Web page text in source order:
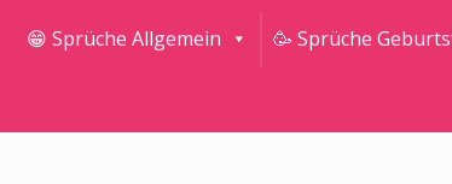
😁 Sprüche Allgemein 🥳 Sprüche